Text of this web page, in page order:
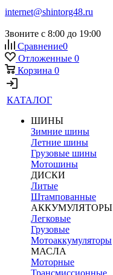
internet@shintorg48.ru
Звоните с 8:00 до 19:00
Сравнение0
Отложенные 0
Корзина 0
КАТАЛОГ
ШИНЫ
Зимние шины
Летние шины
Грузовые шины
Мотошины
ДИСКИ
Литые
Штампованные
АККУМУЛЯТОРЫ
Легковые
Грузовые
Мотоаккумуляторы
МАСЛА
Моторные
Трансмиссионные